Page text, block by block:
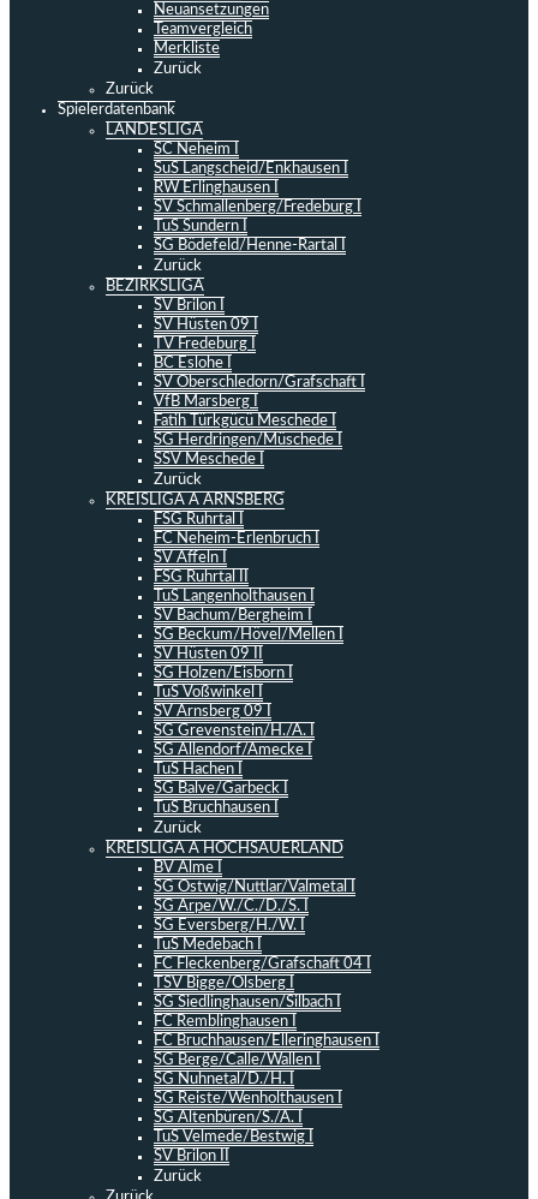
Neuansetzungen
Teamvergleich
Merkliste
Zurück
Zurück
Spielerdatenbank
LANDESLIGA
SC Neheim I
SuS Langscheid/Enkhausen I
RW Erlinghausen I
SV Schmallenberg/Fredeburg I
TuS Sundern I
SG Bödefeld/Henne-Rartal I
Zurück
BEZIRKSLIGA
SV Brilon I
SV Hüsten 09 I
TV Fredeburg I
BC Eslohe I
SV Oberschledorn/Grafschaft I
VfB Marsberg I
Fatih Türkgücü Meschede I
SG Herdringen/Müschede I
SSV Meschede I
Zurück
KREISLIGA A ARNSBERG
FSG Ruhrtal I
FC Neheim-Erlenbruch I
SV Affeln I
FSG Ruhrtal II
TuS Langenholthausen I
SV Bachum/Bergheim I
SG Beckum/Hövel/Mellen I
SV Hüsten 09 II
SG Holzen/Eisborn I
TuS Voßwinkel I
SV Arnsberg 09 I
SG Grevenstein/H./A. I
SG Allendorf/Amecke I
TuS Hachen I
SG Balve/Garbeck I
TuS Bruchhausen I
Zurück
KREISLIGA A HOCHSAUERLAND
BV Alme I
SG Ostwig/Nuttlar/Valmetal I
SG Arpe/W./C./D./S. I
SG Eversberg/H./W. I
TuS Medebach I
FC Fleckenberg/Grafschaft 04 I
TSV Bigge/Olsberg I
SG Siedlinghausen/Silbach I
FC Remblinghausen I
FC Bruchhausen/Elleringhausen I
SG Berge/Calle/Wallen I
SG Nuhnetal/D./H. I
SG Reiste/Wenholthausen I
SG Altenbüren/S./A. I
TuS Velmede/Bestwig I
SV Brilon II
Zurück